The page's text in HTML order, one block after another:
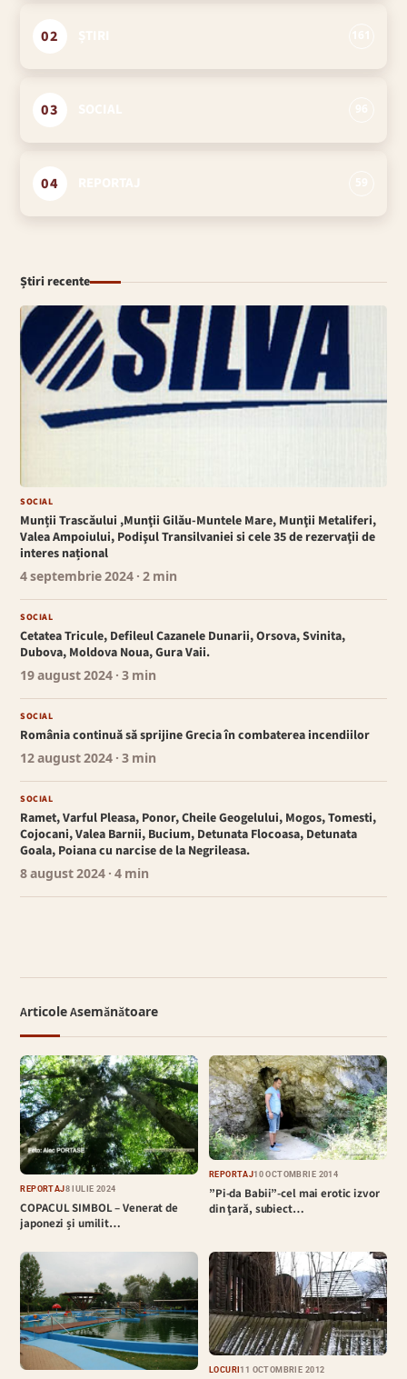
02
03
04
Știri recente
SOCIAL
Munții Trascăului ,Munţii Gilău-Muntele Mare, Munţii Metaliferi,
Valea Ampoiului, Podişul Transilvaniei si cele 35 de rezervaţii de
interes național
4 septembrie 2024 · 2 min
SOCIAL
Cetatea Tricule, Defileul Cazanele Dunarii, Orsova, Svinita,
Dubova, Moldova Noua, Gura Vaii.
19 august 2024 · 3 min
SOCIAL
România continuă să sprijine Grecia în combaterea incendiilor
12 august 2024 · 3 min
SOCIAL
Ramet, Varful Pleasa, Ponor, Cheile Geogelului, Mogos, Tomesti,
Cojocani, Valea Barnii, Bucium, Detunata Flocoasa, Detunata
Goala, Poiana cu narcise de la Negrileasa.
8 august 2024 · 4 min
Articole Asemănătoare
REPORTAJ8 IULIE 2024
COPACUL SIMBOL – Venerat de
japonezi și umilit…
REPORTAJ10 OCTOMBRIE 2014
”Pi-da Babii”-cel mai erotic izvor
din ţară, subiect…
LOCURI11 OCTOMBRIE 2012